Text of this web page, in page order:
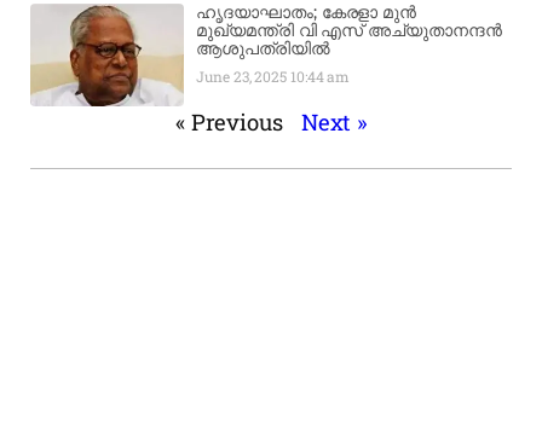
ഹൃദയാഘാതം; കേരളാ മുൻ
മുഖ്യമന്ത്രി വി എസ് അച്യുതാനന്ദൻ
ആശുപത്രിയിൽ
June 23, 2025 10:44 am
« Previous Next »